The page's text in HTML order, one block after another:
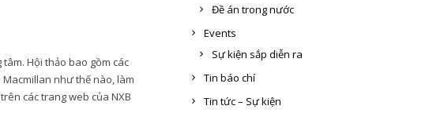
Hội thảo bao gồm các
như thế nào, làm
các trang web của NXB
Đề án trong nước
Events
Sự kiện sắp diễn ra
Tin báo chí
Tin tức – Sự kiện